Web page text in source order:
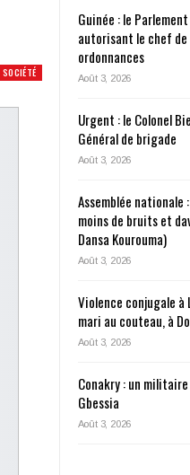
SOCIÉTÉ
Guinée : le
autorisant le chef
ordonnances
Août 3, 2026
Urgent : le Colonel
Général de brigade
Août 3, 2026
Assemblée nationale
moins de bruits et
Dansa Kourouma)
Août 3, 2026
Violence conjugale à
mari au couteau, à
Août 3, 2026
Conakry : un
Gbessia
Août 3, 2026